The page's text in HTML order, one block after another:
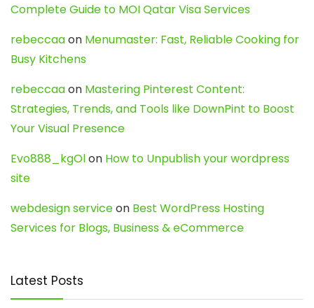
Complete Guide to MOI Qatar Visa Services
rebeccaaon Menumaster: Fast, Reliable Cooking for
Busy Kitchens
rebeccaaon Mastering Pinterest Content:
Strategies, Trends, and Tools like DownPint to Boost
Your Visual Presence
Evo888_kgOlon How to Unpublish your wordpress
site
webdesign serviceon Best WordPress Hosting
Services for Blogs, Business & eCommerce
Latest Posts